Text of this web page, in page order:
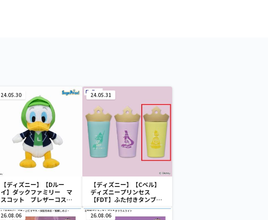
24.05.30
【ディズニー】【Dルー
イ】ダックファミリー マ
スコット ブレザーコスチ
ューム
24.05.31
【ディズニー】【Cベル】
ディズニープリンセス
【FDT】ふた付きタンブラ
ー
26.08.06 26.08.06